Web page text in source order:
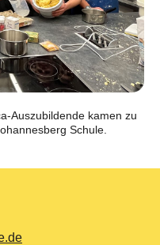
Auszubildende kamen zu
Schule.